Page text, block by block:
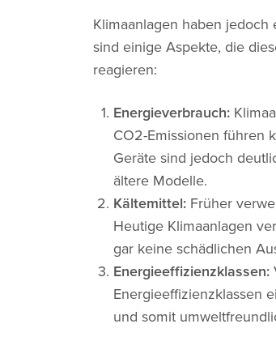
Klimaanlagen haben
sind einige Aspekte, die
reagieren:
Energieverbrauch:
CO2-Emissionen führen
Geräte sind jedoch
ältere Modelle.
Kältemittel: Früher
Heutige Klimaanlagen
gar keine schädlichen
Energieeffizienzklassen:
Energieeffizienzklassen
und somit